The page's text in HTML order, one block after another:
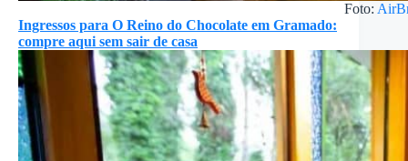
Foto:
Ingressos para O Reino do Chocolate em Gramado:
compre aqui sem sair de casa